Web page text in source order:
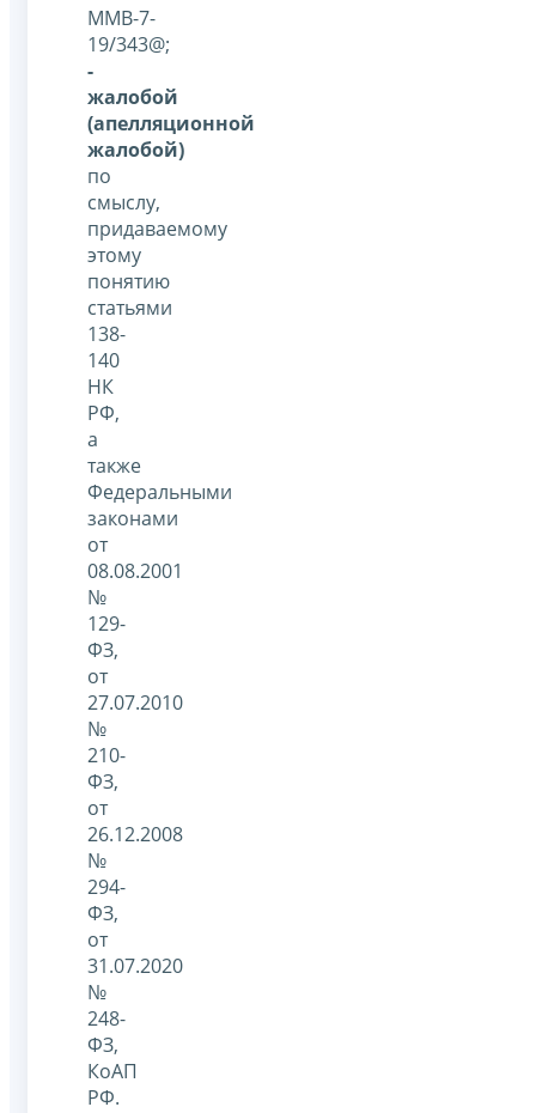
ММВ-7-
19/343@;
-
жалобой
(апелляционной
жалобой)
по
смыслу,
придаваемому
этому
понятию
статьями
138-
140
НК
РФ,
а
также
Федеральными
законами
от
08.08.2001
№
129-
ФЗ,
от
27.07.2010
№
210-
ФЗ,
от
26.12.2008
№
294-
ФЗ,
от
31.07.2020
№
248-
ФЗ,
КоАП
РФ.